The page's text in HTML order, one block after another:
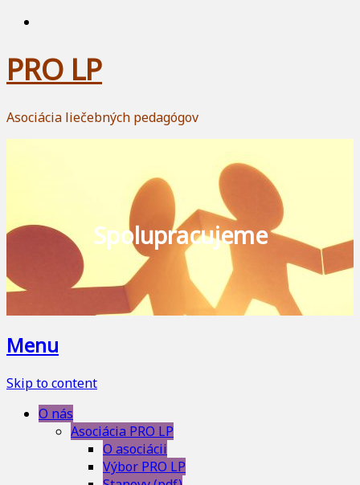
PRO LP
Asociácia liečebných pedagógov
Spolupracujeme
Menu
Skip to content
O nás
Asociácia PRO LP
O asociácii
Výbor PRO LP